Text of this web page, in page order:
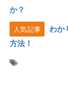
か？
人気記事
わか
方法！